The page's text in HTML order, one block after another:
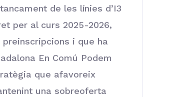
de les línies d’I3
per al curs 2025-2026,
i que ha
En Comú Podem
que afavoreix
una sobreoferta